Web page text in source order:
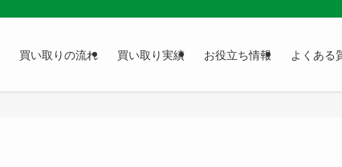
買い取りの流れ 買い取り実績 お役立ち情報 よくある